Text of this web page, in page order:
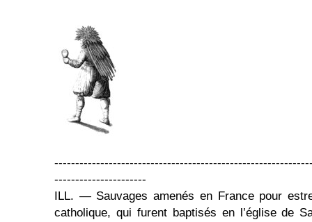
----------------------
ILL. — Sauvages amenés en France pour
catholique, qui furent baptisés en l’église de